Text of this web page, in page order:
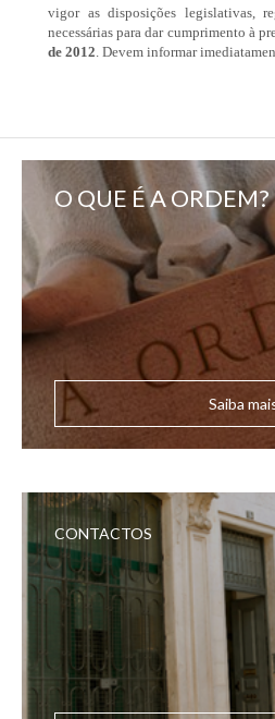
vigor as disposições legislativas,
necessárias para dar cumprimento à
de 2012. Devem informar
O QUE É A ORDEM?
Saiba
CONTACTOS